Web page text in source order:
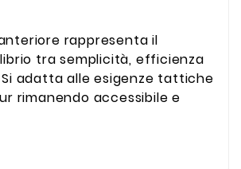
rappresenta il
tra semplicità, efficienza
adatta alle esigenze tattiche
rimanendo accessibile e